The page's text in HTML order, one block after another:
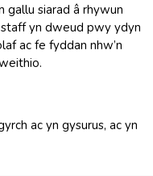
gallu siarad â rhywun
yn dweud pwy ydyn
ac fe fyddan nhw’n
ac yn gysurus, ac yn